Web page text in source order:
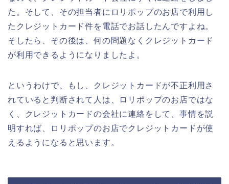
た。そして、その担当者にロリポップのお店で利用し
たクレジットカード件を電話でお話したんですよね。
そしたら、その後は、何の問題なくクレジットカード
が利用できるようになりましたよ。
というわけで、もし、クレジットカードが不正利用さ
れていると判断されて人は、ロリポップのお店ではな
く、クレジットカードの会社に連絡をして、事情を説
明すれば、ロリポップのお店でクレジットカードが使
えるようになると思います。